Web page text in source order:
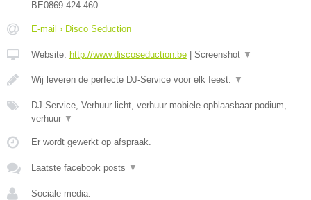
BE0869.424.460
E-mail › Disco Seduction
Website: http://www.discoseduction.be Screenshot ▼
Wij leveren de perfecte DJ-Service voor elk feest. ▼
DJ-Service, Verhuur licht, verhuur mobiele opblaasbaar podium,
verhuur ▼
Er wordt gewerkt op afspraak.
Laatste facebook posts ▼
Sociale media: